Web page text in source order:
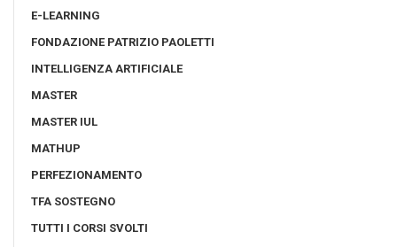
E-LEARNING
FONDAZIONE PATRIZIO PAOLETTI
INTELLIGENZA ARTIFICIALE
MASTER
MASTER IUL
MATHUP
PERFEZIONAMENTO
TFA SOSTEGNO
TUTTI I CORSI SVOLTI